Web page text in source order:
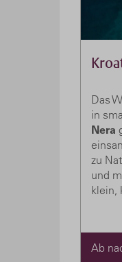
Das
in
Nera
zu
und
klein,
Ab